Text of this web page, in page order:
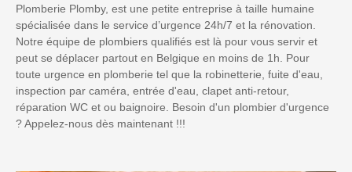
Plomberie Plomby, est une petite entreprise à taille humaine
spécialisée dans le service d’urgence 24h/7 et la rénovation.
Notre équipe de plombiers qualifiés est là pour vous servir et
peut se déplacer partout en Belgique en moins de 1h. Pour
toute urgence en plomberie tel que la robinetterie, fuite d'eau,
inspection par caméra, entrée d'eau, clapet anti-retour,
réparation WC et ou baignoire. Besoin d'un plombier d'urgence
? Appelez-nous dès maintenant !!!